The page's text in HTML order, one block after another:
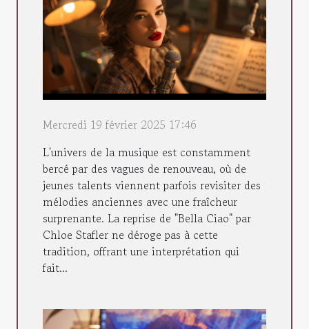
Mercredi 19 février 2025 17:46
L'univers de la musique est constamment
bercé par des vagues de renouveau, où de
jeunes talents viennent parfois revisiter des
mélodies anciennes avec une fraîcheur
surprenante. La reprise de "Bella Ciao" par
Chloe Stafler ne déroge pas à cette
tradition, offrant une interprétation qui
fait...